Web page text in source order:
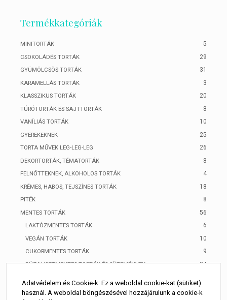
Termékkategóriák
MINITORTÁK 5
CSOKOLÁDÉS TORTÁK 29
GYÜMÖLCSÖS TORTÁK 31
KARAMELLÁS TORTÁK 3
KLASSZIKUS TORTÁK 20
TÚRÓTORTÁK ÉS SAJTTORTÁK 8
VANÍLIÁS TORTÁK 10
GYEREKEKNEK 25
TORTA MŰVEK LEG-LEG-LEG 26
DEKORTORTÁK, TÉMATORTÁK 8
FELNŐTTEKNEK, ALKOHOLOS TORTÁK 4
KRÉMES, HABOS, TEJSZÍNES TORTÁK 18
PITÉK 8
MENTES TORTÁK 56
LAKTÓZMENTES TORTÁK 6
VEGÁN TORTÁK 10
CUKORMENTES TORTÁK 9
BÚZALISZTMENTES TORTÁK ÉS SÜTEMÉNYEK 34
TEJMENTES TERMÉKEK 28
Adatvédelem és Cookie-k: Ez a weboldal cookie-kat (sütiket)
használ. A weboldal böngészésével hozzájárulunk a cookie-k